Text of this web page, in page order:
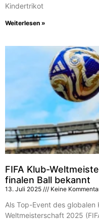
Kindertrikot
Weiterlesen »
FIFA Klub-
finalen Ball bekannt
13. Juli 2025 Keine
Als Top-Event des globalen
Weltmeisterschaft 2025